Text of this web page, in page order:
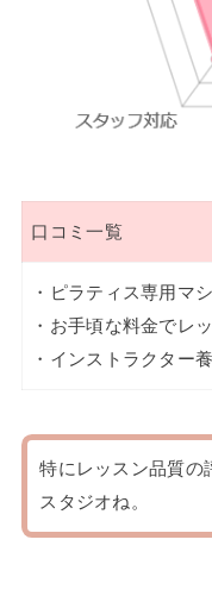
口コミ一覧
・ピラティス専用マ
・お手頃な料金でレ
・インストラクター
特にレッスン品質の
スタジオね。